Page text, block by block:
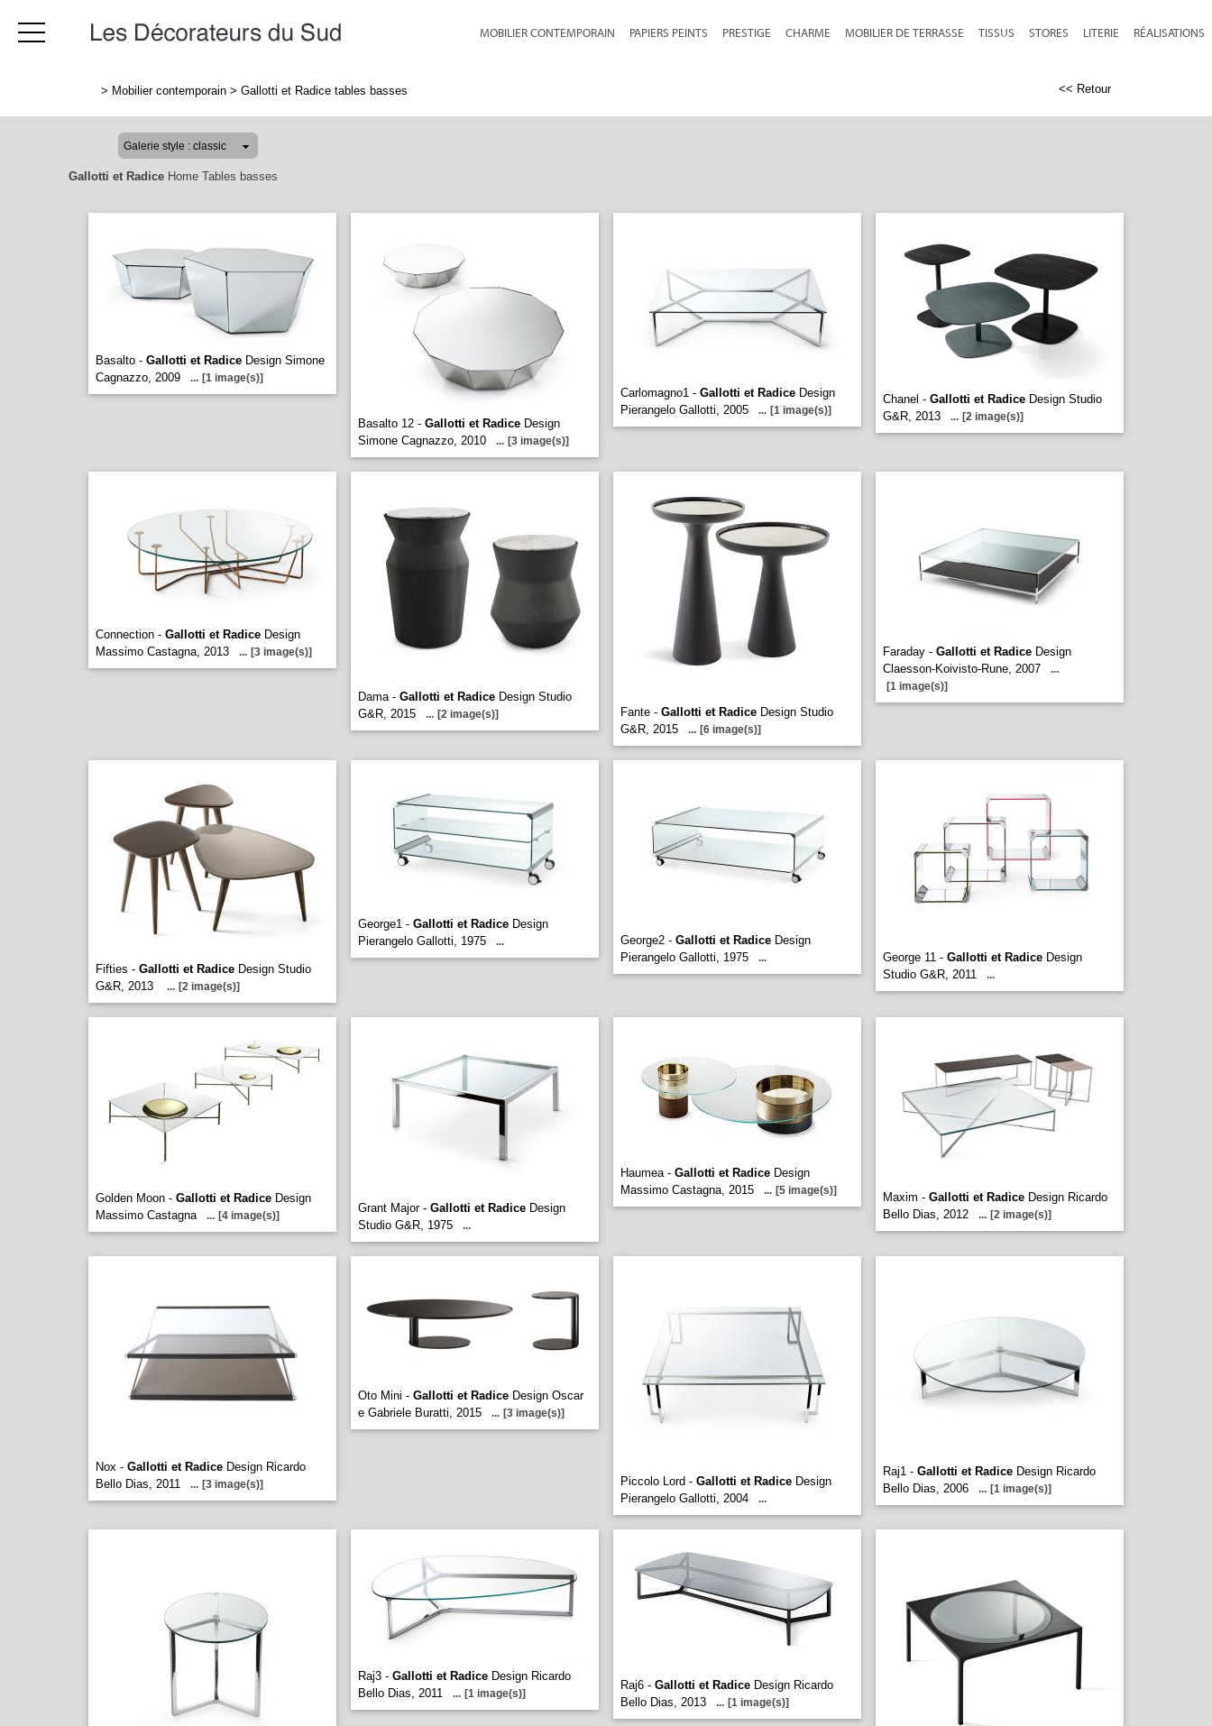
MOBILIER CONTEMPORAIN PAPIERS PEINTS PRESTIGE CHARME MOBILIER DE TERRASSE TISSUS STORES LITERIE RÉALISATIONS
> Mobilier contemporain > Gallotti et Radice tables basses << Retour
Gallotti et Radice Home Tables basses
Basalto - Gallotti et Radice Design Simone
Cagnazzo, 2009
... [1 image(s)]
Basalto 12 - Gallotti et Radice Design
Simone Cagnazzo, 2010
... [3 image(s)]
Carlomagno1 - Gallotti et Radice Design
Pierangelo Gallotti, 2005
... [1 image(s)]
Chanel - Gallotti et Radice Design Studio
G&R, 2013
... [2 image(s)]
Connection - Gallotti et Radice Design
Massimo Castagna, 2013
... [3 image(s)]
Dama - Gallotti et Radice Design Studio
G&R, 2015
... [2 image(s)] Fante - Gallotti et Radice Design Studio
G&R, 2015
... [6 image(s)]
Faraday - Gallotti et Radice Design
Claesson-Koivisto-Rune, 2007
...
[1 image(s)]
Fifties - Gallotti et Radice Design Studio
G&R, 2013
... [2 image(s)]
George1 - Gallotti et Radice Design
Pierangelo Gallotti, 1975
... George2 - Gallotti et Radice Design
Pierangelo Gallotti, 1975
... George 11 - Gallotti et Radice Design
Studio G&R, 2011
...
Golden Moon - Gallotti et Radice Design
Massimo Castagna
... [4 image(s)]
Grant Major - Gallotti et Radice Design
Studio G&R, 1975
...
Haumea - Gallotti et Radice Design
Massimo Castagna, 2015
... [5 image(s)] Maxim - Gallotti et Radice Design Ricardo
Bello Dias, 2012
... [2 image(s)]
Nox - Gallotti et Radice Design Ricardo
Bello Dias, 2011
... [3 image(s)]
Oto Mini - Gallotti et Radice Design Oscar
e Gabriele Buratti, 2015
... [3 image(s)]
Piccolo Lord - Gallotti et Radice Design
Pierangelo Gallotti, 2004
...
Raj1 - Gallotti et Radice Design Ricardo
Bello Dias, 2006
... [1 image(s)]
Raj3 - Gallotti et Radice Design Ricardo
Bello Dias, 2011
... [1 image(s)]
Raj6 - Gallotti et Radice Design Ricardo
Bello Dias, 2013
... [1 image(s)]